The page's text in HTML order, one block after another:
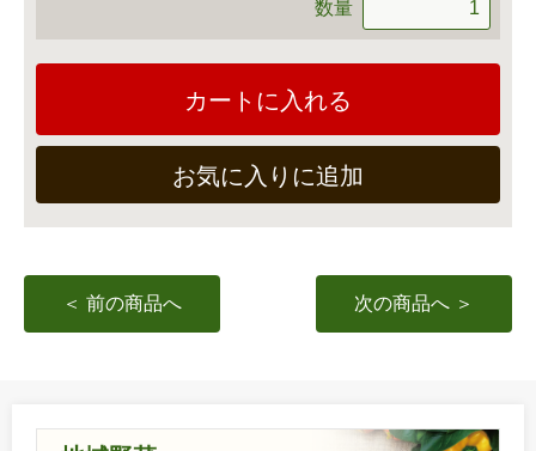
ﾙ）＝1cc
数量
カートに入れる
お気に入りに追加
＜ 前の商品へ 次の商品へ ＞